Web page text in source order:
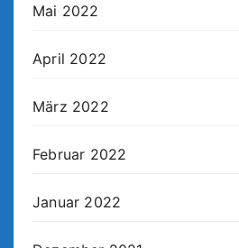
Mai 2022
April 2022
März 2022
Februar 2022
Januar 2022